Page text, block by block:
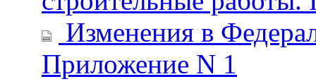
Изменения в
Приложение N 1